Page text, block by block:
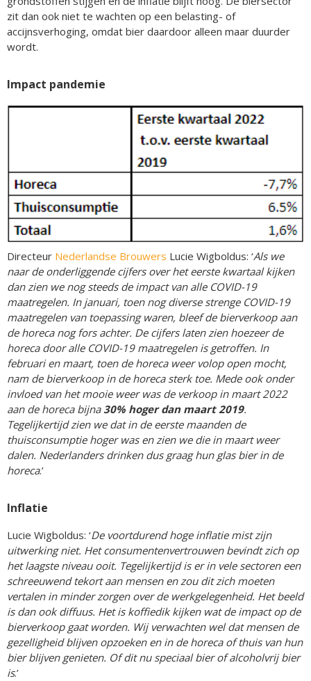
zit dan ook niet te wachten op een belasting- of
accijnsverhoging, omdat bier daardoor alleen maar duurder
wordt.
Impact pandemie
Directeur Nederlandse Brouwers Lucie Wigboldus: ‘Als we
naar de onderliggende cijfers over het eerste kwartaal kijken
dan zien we nog steeds de impact van alle COVID-19
maatregelen. In januari, toen nog diverse strenge COVID-19
maatregelen van toepassing waren, bleef de bierverkoop aan
de horeca nog fors achter. De cijfers laten zien hoezeer de
horeca door alle COVID-19 maatregelen is getroffen. In
februari en maart, toen de horeca weer volop open mocht,
nam de bierverkoop in de horeca sterk toe. Mede ook onder
invloed van het mooie weer was de verkoop in maart 2022
aan de horeca bijna30% hoger dan maart 2019.
Tegelijkertijd zien we dat in de eerste maanden de
thuisconsumptie hoger was en zien we die in maart weer
dalen. Nederlanders drinken dus graag hun glas bier in de
horeca.’
Inflatie
Lucie Wigboldus: ‘De voortdurend hoge inflatie mist zijn
uitwerking niet. Het consumentenvertrouwen bevindt zich op
het laagste niveau ooit. Tegelijkertijd is er in vele sectoren een
schreeuwend tekort aan mensen en zou dit zich moeten
vertalen in minder zorgen over de werkgelegenheid. Het beeld
is dan ook diffuus. Het is koffiedik kijken wat de impact op de
bierverkoop gaat worden. Wij verwachten wel dat mensen de
gezelligheid blijven opzoeken en in de horeca of thuis van hun
bier blijven genieten. Of dit nu speciaal bier of alcoholvrij bier
is.’